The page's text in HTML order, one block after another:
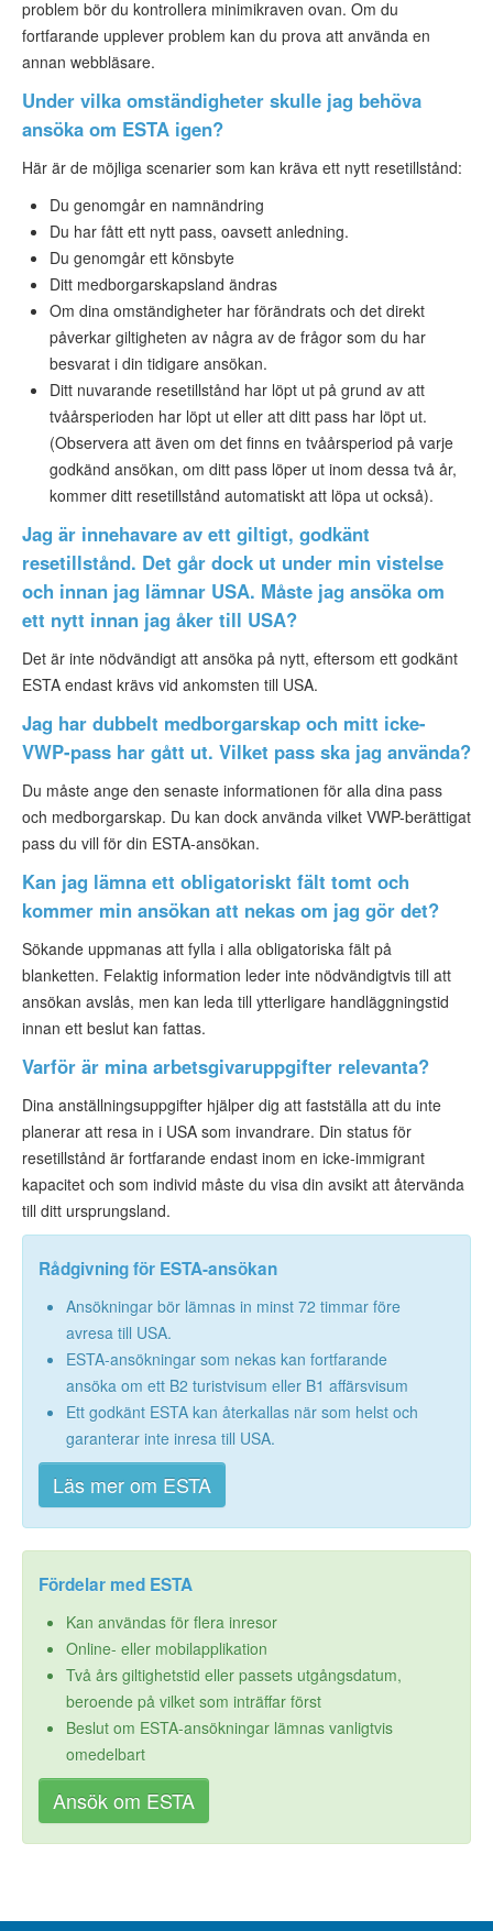
problem bör du kontrollera minimikraven ovan. Om du
fortfarande upplever problem kan du prova att använda en
annan webbläsare.
Under vilka omständigheter skulle jag behöva
ansöka om ESTA igen?
Här är de möjliga scenarier som kan kräva ett nytt resetillstånd:
Du genomgår en namnändring
Du har fått ett nytt pass, oavsett anledning.
Du genomgår ett könsbyte
Ditt medborgarskapsland ändras
Om dina omständigheter har förändrats och det direkt
påverkar giltigheten av några av de frågor som du har
besvarat i din tidigare ansökan.
Ditt nuvarande resetillstånd har löpt ut på grund av att
tvåårsperioden har löpt ut eller att ditt pass har löpt ut.
(Observera att även om det finns en tvåårsperiod på varje
godkänd ansökan, om ditt pass löper ut inom dessa två år,
kommer ditt resetillstånd automatiskt att löpa ut också).
Jag är innehavare av ett giltigt, godkänt
resetillstånd. Det går dock ut under min vistelse
och innan jag lämnar USA. Måste jag ansöka om
ett nytt innan jag åker till USA?
Det är inte nödvändigt att ansöka på nytt, eftersom ett godkänt
ESTA endast krävs vid ankomsten till USA.
Jag har dubbelt medborgarskap och mitt icke-
VWP-pass har gått ut. Vilket pass ska jag använda?
Du måste ange den senaste informationen för alla dina pass
och medborgarskap. Du kan dock använda vilket VWP-berättigat
pass du vill för din ESTA-ansökan.
Kan jag lämna ett obligatoriskt fält tomt och
kommer min ansökan att nekas om jag gör det?
Sökande uppmanas att fylla i alla obligatoriska fält på
blanketten. Felaktig information leder inte nödvändigtvis till att
ansökan avslås, men kan leda till ytterligare handläggningstid
innan ett beslut kan fattas.
Varför är mina arbetsgivaruppgifter relevanta?
Dina anställningsuppgifter hjälper dig att fastställa att du inte
planerar att resa in i USA som invandrare. Din status för
resetillstånd är fortfarande endast inom en icke-immigrant
kapacitet och som individ måste du visa din avsikt att återvända
till ditt ursprungsland.
Rådgivning för ESTA-ansökan
Ansökningar bör lämnas in minst 72 timmar före
avresa till USA.
ESTA-ansökningar som nekas kan fortfarande
ansöka om ett B2 turistvisum eller B1 affärsvisum
Ett godkänt ESTA kan återkallas när som helst och
garanterar inte inresa till USA.
Läs mer om ESTA
Fördelar med ESTA
Kan användas för flera inresor
Online- eller mobilapplikation
Två års giltighetstid eller passets utgångsdatum,
beroende på vilket som inträffar först
Beslut om ESTA-ansökningar lämnas vanligtvis
omedelbart
Ansök om ESTA